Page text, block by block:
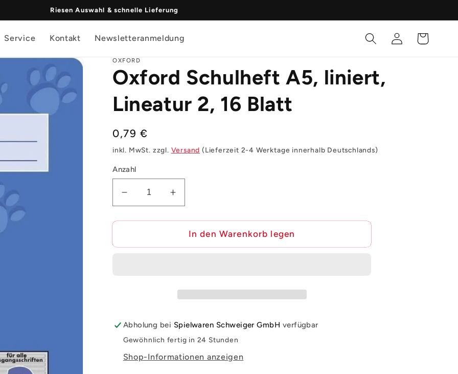
Riesen Auswahl & schnelle Lieferung
Service Kontakt Newsletteranmeldung EinloggenWarenkorb
OXFORD
Oxford Schulheft A5, liniert,
Lineatur 2, 16 Blatt
Normaler
Preis
0,79 €
inkl. MwSt. zzgl. Versand (Lieferzeit 2-4 Werktage innerhalb Deutschlands)
Anzahl
Verringere
die
Menge
Oxford
16
Erhöhe
die
Menge
Oxford
16
Blatt
In den Warenkorb legen
Abholung bei Spielwaren Schweiger GmbH verfügbar
Gewöhnlich fertig in 24 Stunden
Shop-Informationen anzeigen